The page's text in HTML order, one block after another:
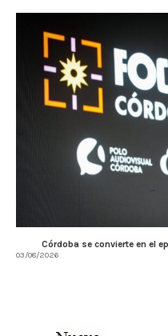
Córdoba se convierte en el
03/08/2026